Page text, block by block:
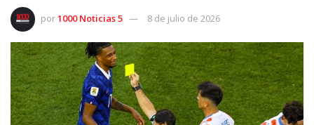
por1000 Noticias 5 8 de julio de 2026